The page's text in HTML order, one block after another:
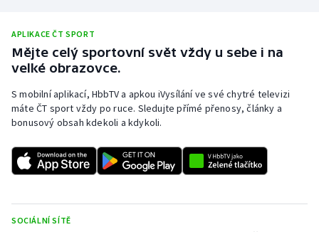
APLIKACE ČT SPORT
Mějte celý sportovní svět vždy u sebe i na
velké obrazovce.
S mobilní aplikací, HbbTV a apkou iVysílání ve své chytré televizi
máte ČT sport vždy po ruce. Sledujte přímé přenosy, články a
bonusový obsah kdekoli a kdykoli.
SOCIÁLNÍ SÍTĚ